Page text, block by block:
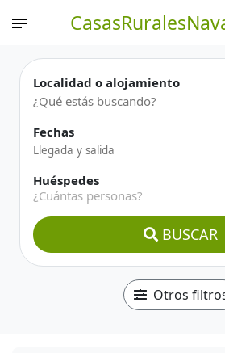
Localidad o alojamiento
Fechas
Huéspedes
¿Cuántas personas?
BUSCAR
Otros